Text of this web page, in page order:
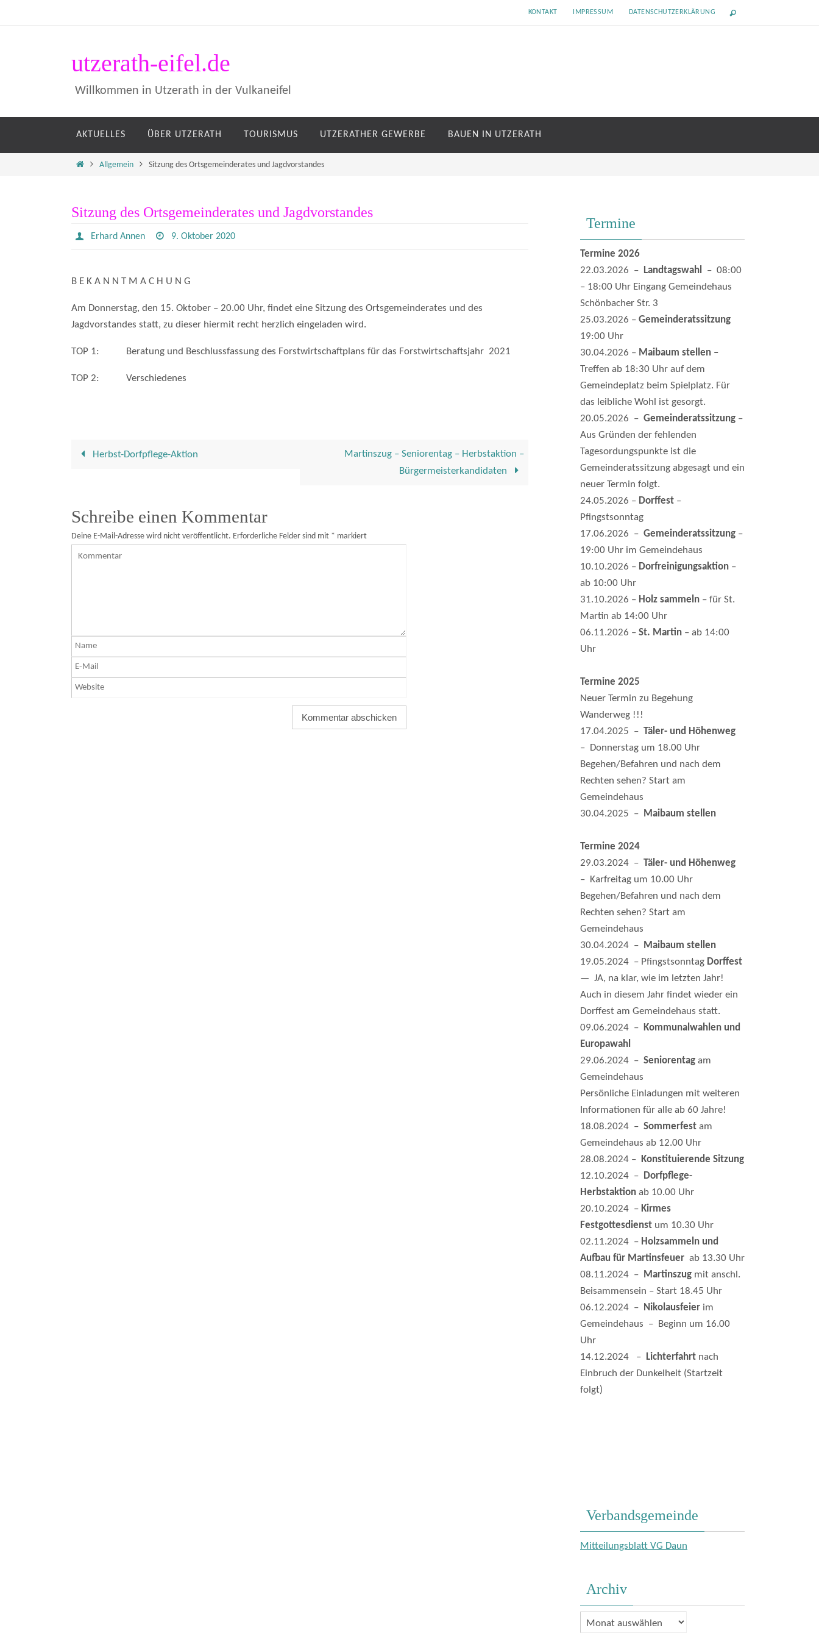
KONTAKT IMPRESSUM DATENSCHUTZERKLÄRUNG
utzerath-eifel.de
Willkommen in Utzerath in der Vulkaneifel
AKTUELLES ÜBER UTZERATH TOURISMUS UTZERATHER GEWERBE BAUEN IN UTZERATH
HomeAllgemein Sitzung des Ortsgemeinderates und Jagdvorstandes
Sitzung des Ortsgemeinderates und Jagdvorstandes
Erhard Annen 9. Oktober 2020
B E K A N N T M A C H U N G
Am Donnerstag, den 15. Oktober – 20.00 Uhr, findet eine Sitzung des Ortsgemeinderates und des
Jagdvorstandes statt, zu dieser hiermit recht herzlich eingeladen wird.
TOP 1: Beratung und Beschlussfassung des Forstwirtschaftplans für das Forstwirtschaftsjahr 2021
TOP 2: Verschiedenes
Herbst-Dorfpflege-Aktion
Martinszug – Seniorentag – Herbstaktion –
Bürgermeisterkandidaten
Schreibe einen Kommentar
Deine E-Mail-Adresse wird nicht veröffentlicht. Erforderliche Felder sind mit * markiert
Termine
Termine 2026
22.03.2026 –
Landtagswahl
– 08:00
– 18:00 Uhr Eingang Gemeindehaus
Schönbacher Str. 3
25.03.2026 – Gemeinderatssitzung
19:00 Uhr
30.04.2026 – Maibaum stellen –
Treffen ab 18:30 Uhr auf dem
Gemeindeplatz beim Spielplatz. Für
das leibliche Wohl ist gesorgt.
20.05.2026 – Gemeinderatssitzung –
Aus Gründen der fehlenden
Tagesordungspunkte ist die
Gemeinderatssitzung abgesagt und ein
neuer Termin folgt.
24.05.2026 – Dorffest –
Pfingstsonntag
17.06.2026 – Gemeinderatssitzung –
19:00 Uhr im Gemeindehaus
10.10.2026 – Dorfreinigungsaktion –
ab 10:00 Uhr
31.10.2026 – Holz sammeln – für St.
Martin ab 14:00 Uhr
06.11.2026 – St. Martin – ab 14:00
Uhr
Termine 2025
Neuer Termin zu Begehung
Wanderweg !!!
17.04.2025 – Täler- und Höhenweg
– Donnerstag um 18.00 Uhr
Begehen/Befahren und nach dem
Rechten sehen? Start am
Gemeindehaus
30.04.2025 –
Maibaum stellen
Termine 2024
29.03.2024 – Täler- und Höhenweg
– Karfreitag um 10.00 Uhr
Begehen/Befahren und nach dem
Rechten sehen? Start am
Gemeindehaus
30.04.2024 –
Maibaum stellen
19.05.2024 – Pfingstsonntag Dorffest
— JA, na klar, wie im letzten Jahr!
Auch in diesem Jahr findet wieder ein
Dorffest am Gemeindehaus statt.
09.06.2024 –
Kommunalwahlen und
Europawahl
29.06.2024 – Seniorentag am
Gemeindehaus
Persönliche Einladungen mit weiteren
Informationen für alle ab 60 Jahre!
18.08.2024 – Sommerfest am
Gemeindehaus ab 12.00 Uhr
28.08.2024 –
Konstituierende Sitzung
12.10.2024 –
Dorfpflege-
Herbstaktion ab 10.00 Uhr
20.10.2024 – Kirmes
Festgottesdienst um 10.30 Uhr
02.11.2024 – Holzsammeln und
Aufbau für Martinsfeuer ab 13.30 Uhr
08.11.2024 –
Martinszug mit anschl.
Beisammensein – Start 18.45 Uhr
06.12.2024 –
Nikolausfeier im
Gemeindehaus – Beginn um 16.00
Uhr
14.12.2024 –
Lichterfahrt nach
Einbruch der Dunkelheit (Startzeit
folgt)
Verbandsgemeinde
Mitteilungsblatt VG Daun
Archiv
Archiv